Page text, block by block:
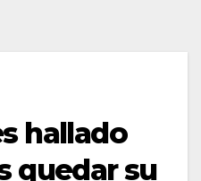
hallado
quedar su